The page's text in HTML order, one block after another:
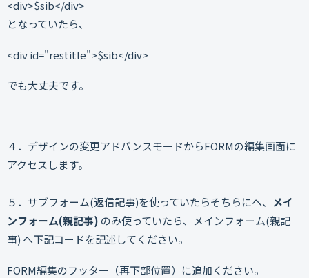
<div>$sib</div>
となっていたら、
<div id="restitle">$sib</div>
でも大丈夫です。
４．デザインの変更アドバンスモードからFORMの編集画面に
アクセスします。
５．サブフォーム(返信記事)を使っていたらそちらにへ、 メイ
ンフォーム(親記事) のみ使っていたら、メインフォーム(親記
事) へ下記コードを記述してください。
FORM編集のフッター（再下部位置）に追加ください。